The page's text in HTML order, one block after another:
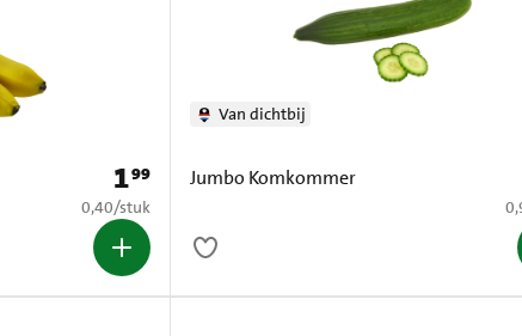
Prijs: € 1,99
199
€ 0,40 per stuk
0,40/stuk
Jumbo Komkommer
Van dichtbij
€